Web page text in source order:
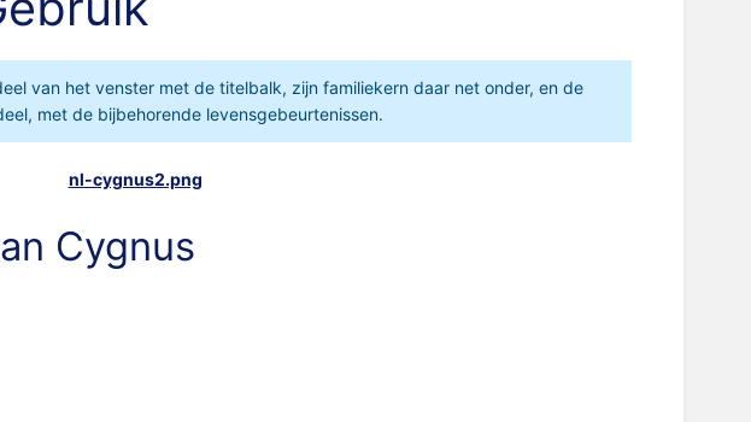
van het venster met de titelbalk, zijn familiekern daar net onder, en de
met de bijbehorende levensgebeurtenissen.
Cygnus